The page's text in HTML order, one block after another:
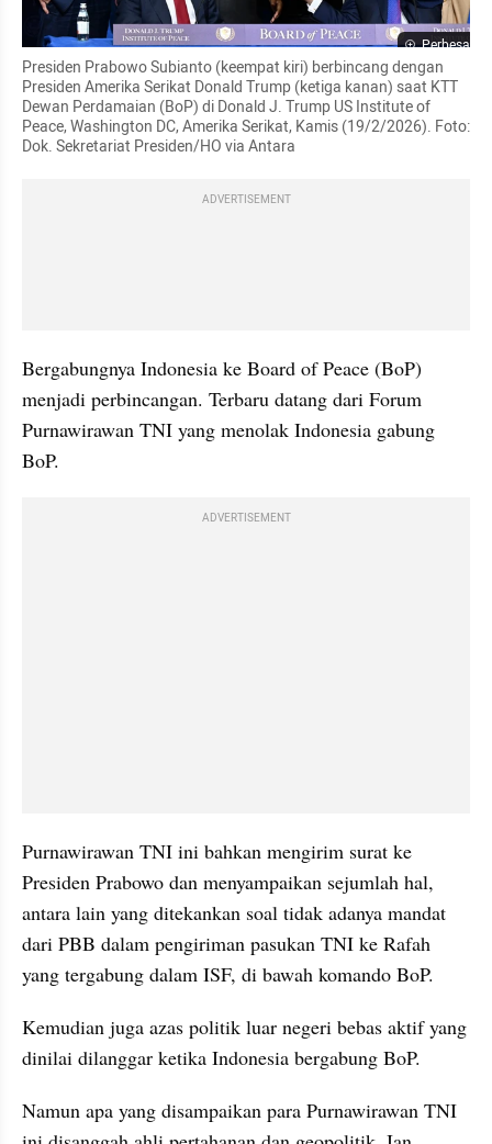
Perbesar
Presiden Prabowo Subianto (keempat kiri) berbincang dengan
Presiden Amerika Serikat Donald Trump (ketiga kanan) saat KTT
Dewan Perdamaian (BoP) di Donald J. Trump US Institute of
Peace, Washington DC, Amerika Serikat, Kamis (19/2/2026). Foto:
Dok. Sekretariat Presiden/HO via Antara
ADVERTISEMENT
Bergabungnya Indonesia ke Board of Peace (BoP)
menjadi perbincangan. Terbaru datang dari Forum
Purnawirawan TNI yang menolak Indonesia gabung
BoP.
ADVERTISEMENT
Purnawirawan TNI ini bahkan mengirim surat ke
Presiden Prabowo dan menyampaikan sejumlah hal,
antara lain yang ditekankan soal tidak adanya mandat
dari PBB dalam pengiriman pasukan TNI ke Rafah
yang tergabung dalam ISF, di bawah komando BoP.
Kemudian juga azas politik luar negeri bebas aktif yang
dinilai dilanggar ketika Indonesia bergabung BoP.
Namun apa yang disampaikan para Purnawirawan TNI